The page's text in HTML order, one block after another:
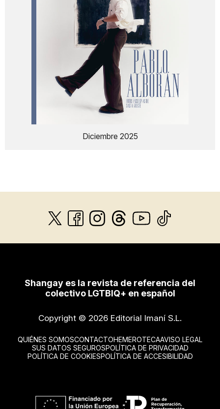
Diciembre 2025
Shangay es la revista de referencia del
colectivo LGTBIQ+ en español
Copyright © 2026 Editorial Imaní S.L.
QUIÉNES SOMOSCONTACTOHEMEROTECAAVISO LEGAL
SUS DATOS SEGUROSPOLÍTICA DE PRIVACIDAD
POLÍTICA DE COOKIESPOLÍTICA DE ACCESIBILIDAD